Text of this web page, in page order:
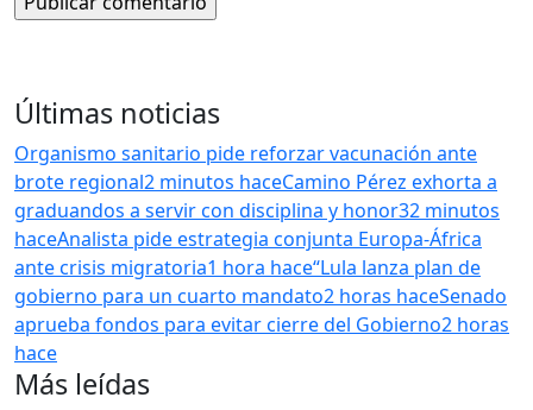
Últimas noticias
Organismo sanitario pide reforzar vacunación ante
brote regional2 minutos haceCamino Pérez exhorta a
graduandos a servir con disciplina y honor32 minutos
haceAnalista pide estrategia conjunta Europa-África
ante crisis migratoria1 hora hace“Lula lanza plan de
gobierno para un cuarto mandato2 horas haceSenado
aprueba fondos para evitar cierre del Gobierno2 horas
hace
Más leídas